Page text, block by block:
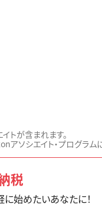
トが含まれます。
ソシエイト・プログラム
税
に始めたいあなたに！